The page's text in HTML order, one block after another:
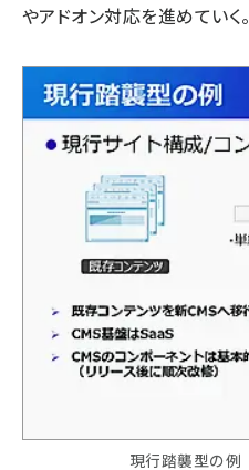
やアドオン対応を進めていく。
現行踏襲型の例